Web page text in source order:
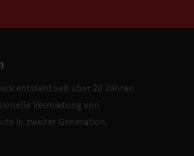
entsteht seit über 20 Jahren
Vermietung von
in zweiter Generation.